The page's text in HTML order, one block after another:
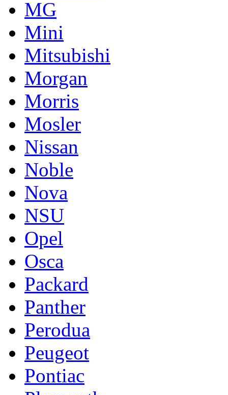
MG
Mini
Mitsubishi
Morgan
Morris
Mosler
Nissan
Noble
Nova
NSU
Opel
Osca
Packard
Panther
Perodua
Peugeot
Pontiac